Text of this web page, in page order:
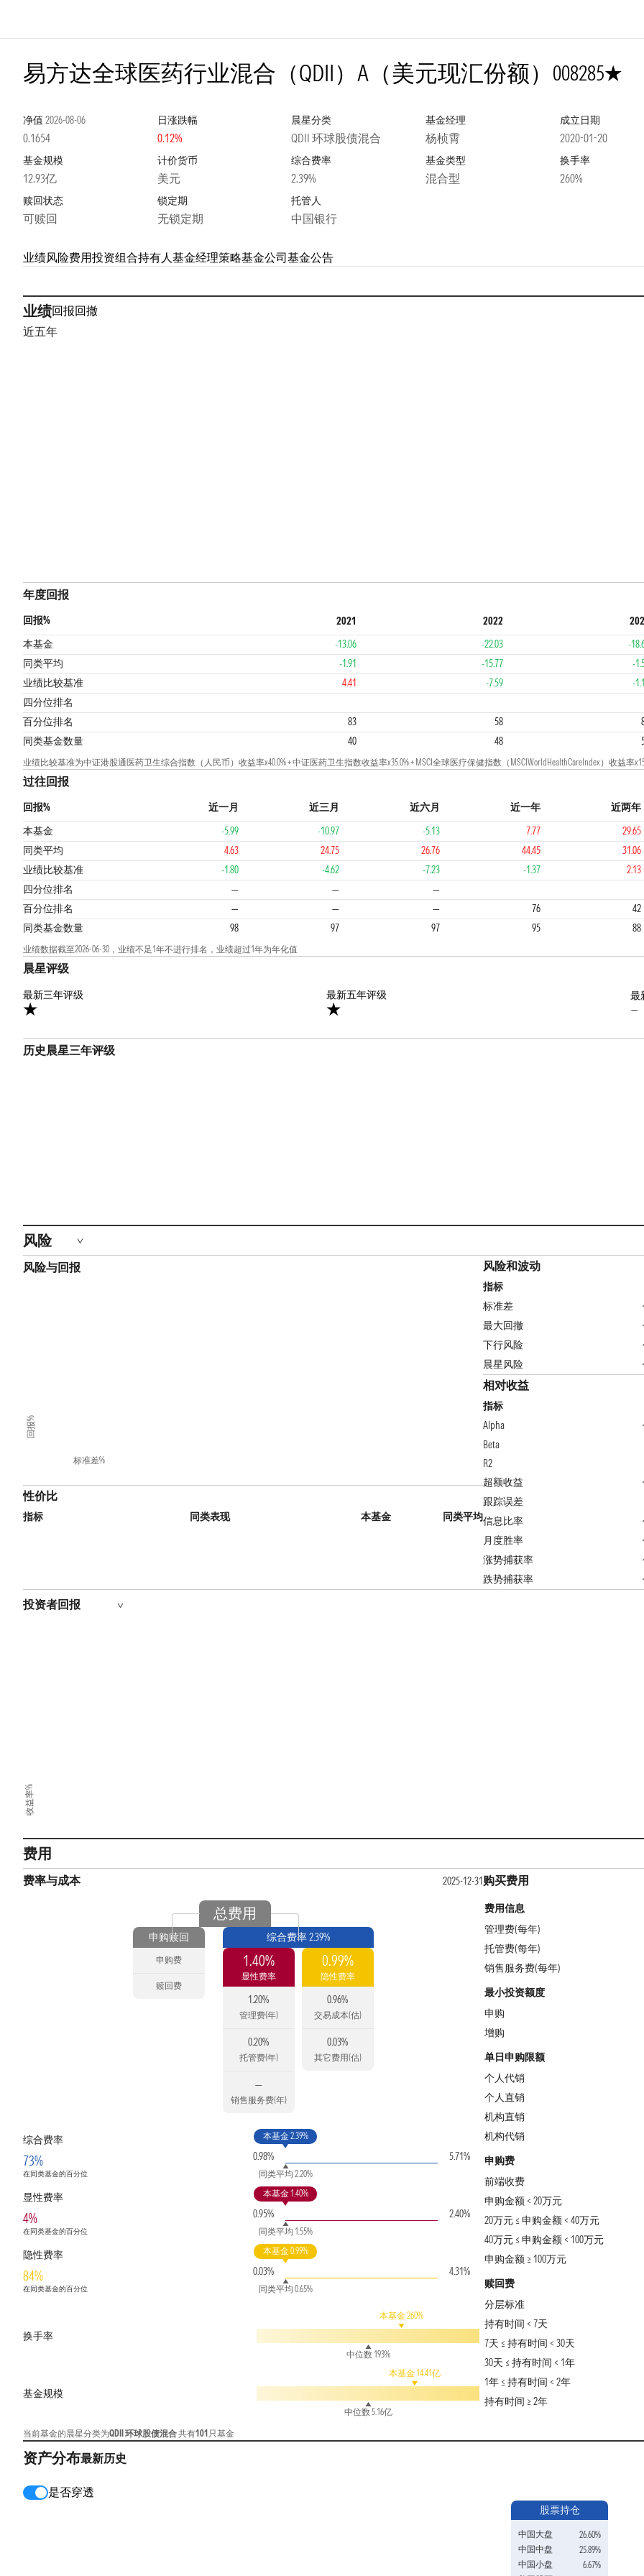
易方达全球医药行业混合（QDII）A（美元现汇份额） 008285
净值 2026-08-06
0.1654
日涨跌幅
0.12%
晨星分类
QDII 环球股债混合
基金经理
杨桢霄
成立日期
2020-01-20
基金规模
12.93亿
计价货币
美元
综合费率
2.39%
基金类型
混合型
换手率
260%
赎回状态
可赎回
锁定期
无锁定期
托管人
中国银行
业绩风险费用投资组合持有人基金经理策略基金公司基金公告
业绩回报回撤
近五年
年度回报
回报% 2021 2022
本基金
-13.06 -22.03 -
同类平均
-1.91 -15.77 -
业绩比较基准
4.41 -7.59 -
四分位排名
4 3 4
百分位排名 83 58
同类基金数量
40 48
业绩比较基准为中证港股通医药卫生综合指数（人民币）收益率x40.0% + 中证医药卫生指数收益率x35.0% + MSCI全球医疗保健指数（MSCIWorldHealthCareIndex）收益率
过往回报
回报% 近一月 近三月 近六月 近一年 近两年
本基金
-5.99 -10.97 -5.13 7.77 29.65
同类平均
4.63 24.75 26.76 44.45 31.06
业绩比较基准
-1.80 -4.62 -7.23 -1.37 2.13
四分位排名
— — —
4 2 3
百分位排名 — — — 76 42
同类基金数量
98 97 97 95 88
业绩数据截至2026-06-30，业绩不足1年不进行排名，业绩超过1年为年化值
晨星评级
最新三年评级 最新五年评级
1星
最
—
历史晨星三年评级
风险
风险与回报
标准差%
回报%
性价比
指标 同类表现 本基金 同类平均
风险和波动
指标
标准差
最大回撤
下行风险
晨星风险
相对收益
指标
Alpha
Beta
R2
超额收益
跟踪误差
信息比率
月度胜率
涨势捕获率
跌势捕获率
投资者回报
收益率%
费用
费率与成本 2025-12-31
总费用
申购赎回
申购费
赎回费
综合费率 2.39%
1.40%
显性费率
1.20%
管理费(年)
0.20%
托管费(年)
—
销售服务费(年)
0.99%
隐性费率
0.96%
交易成本(估)
0.03%
其它费用(估)
综合费率
73%
在同类基金的百分位
0.98%
本基金 2.39%
同类平均 2.20%
5.71%
显性费率
4%
在同类基金的百分位
0.95%
本基金 1.40%
同类平均 1.55%
2.40%
隐性费率
84%
在同类基金的百分位
0.03%
本基金 0.99%
同类平均 0.65%
4.31%
换手率
本基金 260%
中位数 193%
基金规模
本基金 14.41亿
中位数 5.16亿
当前基金的晨星分类为QDII 环球股债混合共有101 只基金
购买费用
费用信息
管理费(每年)
托管费(每年)
销售服务费(每年)
最小投资额度
申购
增购
单日申购限额
个人代销
个人直销
机构直销
机构代销
申购费
前端收费
申购金额 < 20万元
20万元 ≤ 申购金额 < 40万元
40万元 ≤ 申购金额 < 100万元
申购金额 ≥ 100万元
赎回费
分层标准
持有时间 < 7天
7天 ≤ 持有时间 < 30天
30天 ≤ 持有时间 < 1年
1年 ≤ 持有时间 < 2年
持有时间 ≥ 2年
资产分布最新历史
是否穿透
股票持仓
中国大盘
26.60%
中国中盘
25.89%
中国小盘
6.67%